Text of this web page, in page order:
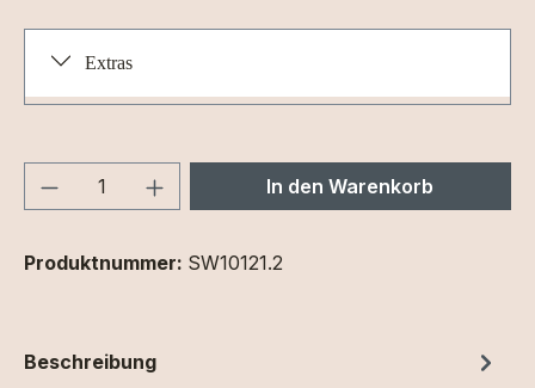
Extras
Produkt Anzahl: Gib denIn den Warenkorb
Produktnummer: SW10121.2
Beschreibung